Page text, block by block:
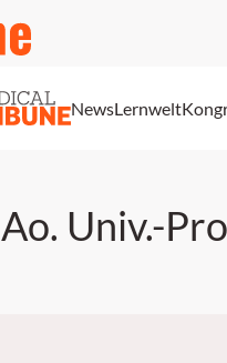
NewsLernwelt
Ao. Univ.-